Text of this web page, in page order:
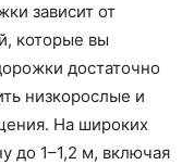
зависит от
которые вы
достаточно
низкорослые и
На широких
до 1–1,2 м, включая